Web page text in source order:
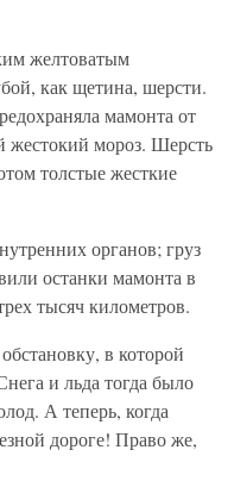
желтоватым
как щетина, шерсти.
мамонта от
жестокий мороз. Шерсть
толстые жесткие
органов; груз
останки мамонта в
тысяч километров.
в которой
и льда тогда было
А теперь, когда
дороге! Право же,